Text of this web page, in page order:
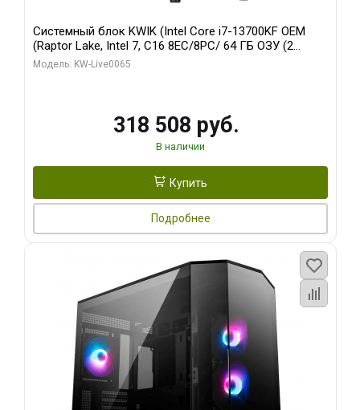
Системный блок KWIK (Intel Core i7-13700KF OEM
(Raptor Lake, Intel 7, C16 8EC/8PC/ 64 ГБ ОЗУ (2
модуля)/ ASUS RTX5080 PROART OC 16GB GDDR7
Модель: KW-Live0065
318 508 руб.
В наличии
Купить
Подробнее